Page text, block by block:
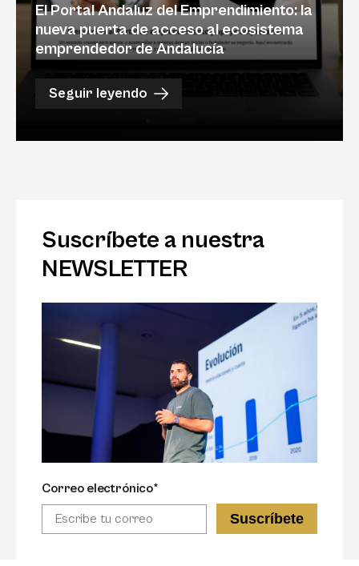
El Portal Andaluz del Emprendimiento: la
nueva puerta de acceso al ecosistema
emprendedor de Andalucía
Seguir leyendo
Suscríbete a nuestra
NEWSLETTER
Correo electrónico*